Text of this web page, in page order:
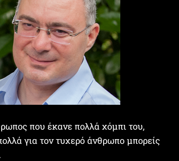
που έκανε πολλά χόμπι του,
για τον τυχερό άνθρωπο μπορείς
.